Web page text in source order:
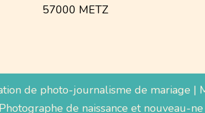
57000 METZ
de photo-journalisme de mariage |
Photographe de naissance et nouveau-ne